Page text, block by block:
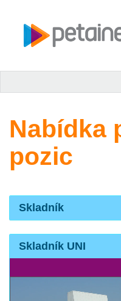
Nabídka
pozic
Skladník
Skladník UNI